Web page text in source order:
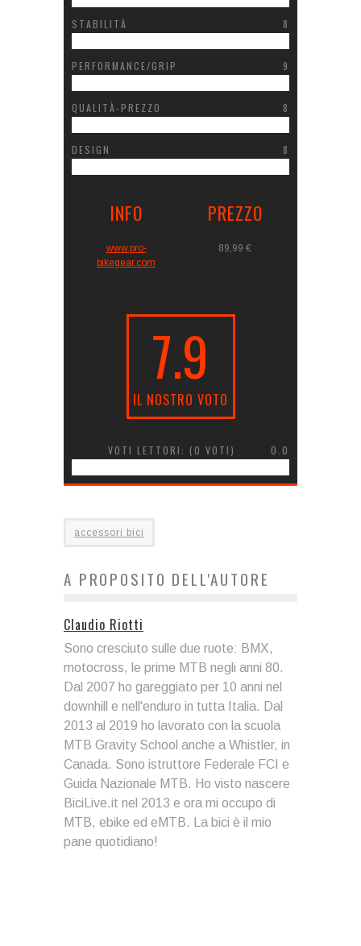
STABILITÀ 8
PERFORMANCE/GRIP 9
QUALITÀ-PREZZO 8
DESIGN 8
INFO
www.pro-
bikegear.com
PREZZO
89,99 €
7.9
IL NOSTRO VOTO
VOTI LETTORI: ( 0 VOTI) 0.0
accessori bici
A PROPOSITO DELL'AUTORE
Claudio Riotti
Sono cresciuto sulle due ruote: BMX,
motocross, le prime MTB negli anni 80.
Dal 2007 ho gareggiato per 10 anni nel
downhill e nell'enduro in tutta Italia. Dal
2013 al 2019 ho lavorato con la scuola
MTB Gravity School anche a Whistler, in
Canada. Sono istruttore Federale FCI e
Guida Nazionale MTB. Ho visto nascere
BiciLive.it nel 2013 e ora mi occupo di
MTB, ebike ed eMTB. La bici è il mio
pane quotidiano!